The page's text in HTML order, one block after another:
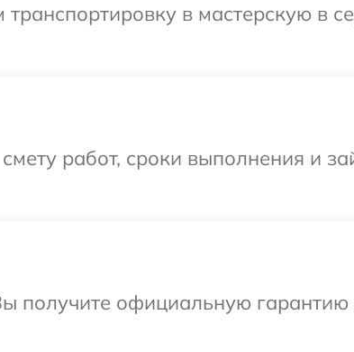
в мастерскую в
работ, сроки выполнения и
получите официальную